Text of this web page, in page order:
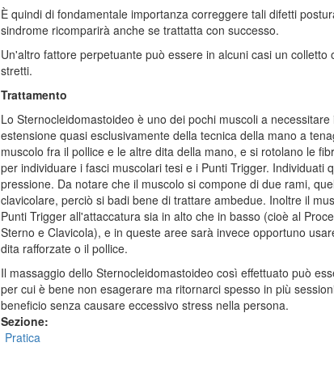
È quindi di fondamentale importanza correggere tali difetti
sindrome ricomparirà anche se trattatta con successo.
Un'altro fattore perpetuante può essere in alcuni casi un colletto
stretti.
Trattamento
Lo Sternocleidomastoideo è uno dei pochi muscoli a
estensione quasi esclusivamente della tecnica della mano a
muscolo fra il pollice e le altre dita della mano, e si rotolano le
per individuare i fasci muscolari tesi e i Punti Trigger. Individuati
pressione. Da notare che il muscolo si compone di due rami,
clavicolare, perciò si badi bene di trattare ambedue. Inoltre il
Punti Trigger all'attaccatura sia in alto che in basso (cioè al
Sterno e Clavicola), e in queste aree sarà invece opportuno
dita rafforzate o il pollice.
Il massaggio dello Sternocleidomastoideo così effettuato può
per cui è bene non esagerare ma ritornarci spesso in più
beneficio senza causare eccessivo stress nella persona.
Sezione:
Pratica